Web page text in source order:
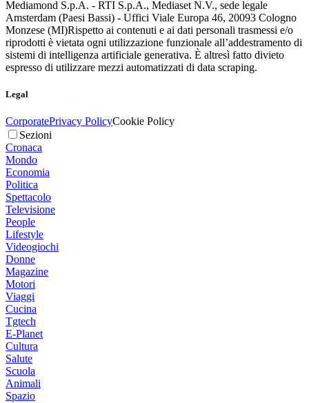
Mediamond S.p.A. - RTI S.p.A., Mediaset N.V., sede legale
Amsterdam (Paesi Bassi) - Uffici Viale Europa 46, 20093 Cologno
Monzese (MI)Rispetto ai contenuti e ai dati personali trasmessi e/o
riprodotti è vietata ogni utilizzazione funzionale all’addestramento di
sistemi di intelligenza artificiale generativa. È altresì fatto divieto
espresso di utilizzare mezzi automatizzati di data scraping.
Legal
CorporatePrivacy PolicyCookie Policy
Sezioni
Cronaca
Mondo
Economia
Politica
Spettacolo
Televisione
People
Lifestyle
Videogiochi
Donne
Magazine
Motori
Viaggi
Cucina
Tgtech
E-Planet
Cultura
Salute
Scuola
Animali
Spazio